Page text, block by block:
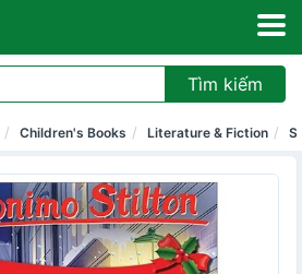
Tìm kiếm
Children's Books Literature & Fiction